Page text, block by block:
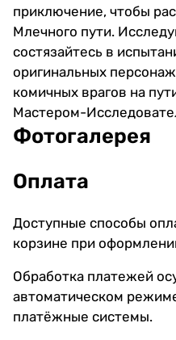
приключение, чтобы
Млечного пути.
состязайтесь в
оригинальных
комичных врагов на
Мастером-
Фотогалерея
Оплата
Доступные способы
корзине при
Обработка платежей
автоматическом
платёжные системы.